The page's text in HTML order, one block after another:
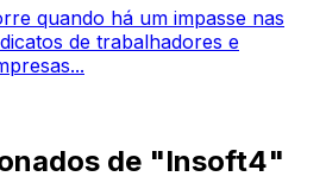
quando há um impasse nas
de trabalhadores e
de "Insoft4"